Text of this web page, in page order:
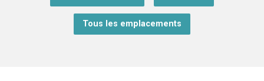
Tous les emplacements